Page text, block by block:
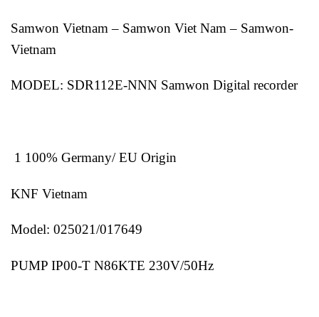
Samwon Vietnam – Samwon Viet Nam – Samwon-
Vietnam
MODEL: SDR112E-NNN Samwon Digital recorder
1 100% Germany/ EU Origin
KNF Vietnam
Model: 025021/017649
PUMP IP00-T N86KTE 230V/50Hz